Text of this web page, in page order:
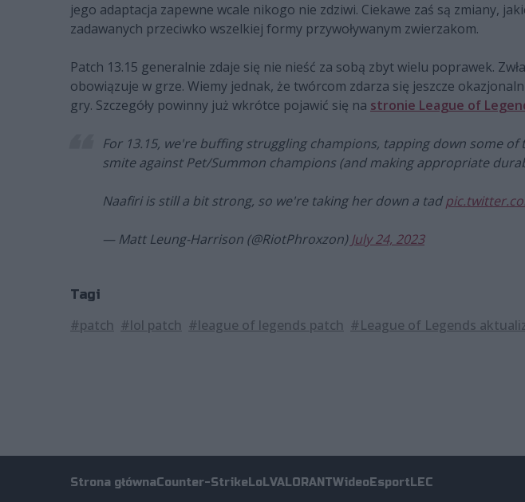
jego adaptacja zapewne wcale nikogo nie zdziwi. Ciekawe zaś są zmiany,
zadawanych przeciwko wszelkiej formy przywoływanym zwierzakom.
Patch 13.15 generalnie zdaje się nie nieść za sobą zbyt wielu poprawek.
obowiązuje w grze. Wiemy jednak, że twórcom zdarza się jeszcze
gry. Szczegóły powinny już wkrótce pojawić się na stronie League of
For 13.15, we're buffing struggling champions, tapping down some
smite against Pet/Summon champions (and making appropriate
Naafiri is still a bit strong, so we're taking her down a tad
— Matt Leung-Harrison (@RiotPhroxzon) July 24, 2023
Tagi
#patch #lol patch #league of legends patch #League of Legends
Strona głównaCounter-StrikeLoLVALORANTWideoEsportLEC